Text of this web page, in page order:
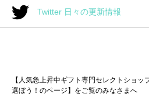
Twitter 日々の更新情報
【人気急上昇中ギフト専門セレクトショ
選ぼう！のページ】をご覧のみなさまへ